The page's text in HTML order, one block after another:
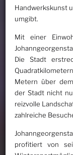
Handwerkskunst
umgibt.
Mit einer
Die Stadt
Metern über
der Stadt nicht
reizvolle
zahlreiche
profitiert von